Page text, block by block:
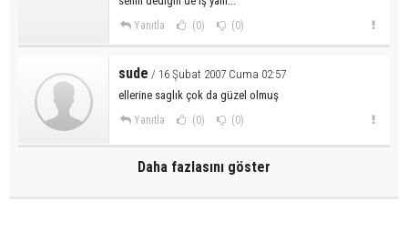
Yanıtla (0) (0)
sude / 16 Şubat 2007 Cuma 02:57
ellerine saglık çok da güzel olmuş
Yanıtla (0) (0)
Daha fazlasını göster